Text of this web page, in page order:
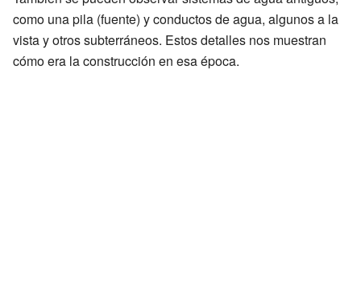
como una pila (fuente) y conductos de agua, algunos a la
vista y otros subterráneos. Estos detalles nos muestran
cómo era la construcción en esa época.